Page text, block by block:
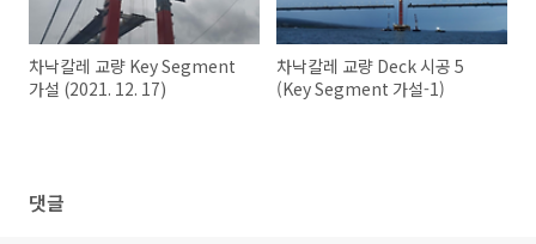
차낙칼레 교량 Key Segment
가설 (2021. 12. 17)
차낙칼레 교량 Deck 시공 5
(Key Segment 가설-1)
댓글